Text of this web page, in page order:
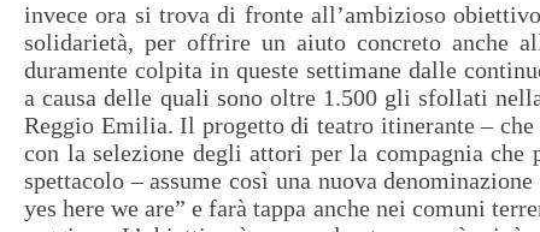
invece ora si trova di fronte all’ambizioso
solidarietà, per offrire un aiuto concreto anche
duramente colpita in queste settimane dalle
a causa delle quali sono oltre 1.500 gli sfollati
Reggio Emilia. Il progetto di teatro itinerante –
con la selezione degli attori per la compagnia che
spettacolo – assume così una nuova
yes here we are” e farà tappa anche nei comuni